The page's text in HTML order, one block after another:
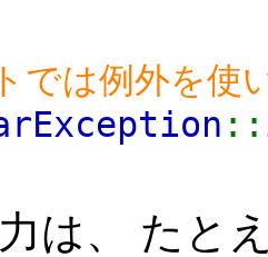
は例外を使
::
力は、 たと